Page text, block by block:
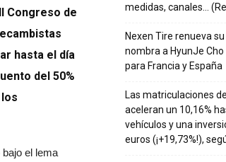
Congreso de
hasta el día
del 50%
el lema
medidas, canales…
Nexen Tire renueva
nombra a HyunJe
para Francia y España
Las matriculaciones
aceleran un 10,16%
vehículos y una
euros (¡+19,73%!),